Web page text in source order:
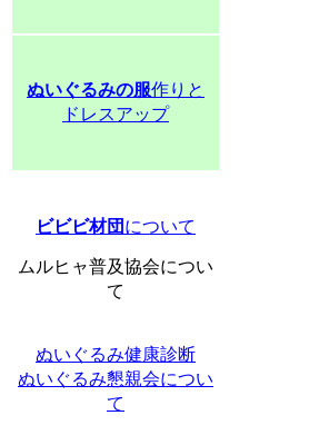
ぬいぐるみの服作りと
ドレスアップ
ビビビ材団 について
ムルヒャ普及協会につい
て
ぬいぐるみ健康診断
ぬいぐるみ懇親会につい
て